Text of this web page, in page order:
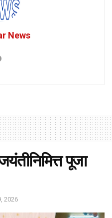
News
पूजा
2026